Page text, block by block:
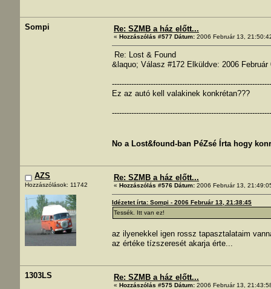
Sompi Re: SZMB a ház előtt...
« Hozzászólás #577 Dátum: 2006 Február 13,
Re: Lost & Found
&laquo; Válasz #172 Elküldve: 2006
Ez az autó kell valakinek konkrétan???
No a Lost&found-ban PéZsé Írta hogy
AZS
Hozzászólások: 11742
Re: SZMB a ház előtt...
« Hozzászólás #576 Dátum: 2006 Február 13,
Idézetet írta: Sompi - 2006 Február 13, 21:38:45
Tessék. Itt van ez!
az ilyenekkel igen rossz tapasztalataim
az értéke tízszeresét akarja érte...
1303LS Re: SZMB a ház előtt...
« Hozzászólás #575 Dátum: 2006 Február 13,